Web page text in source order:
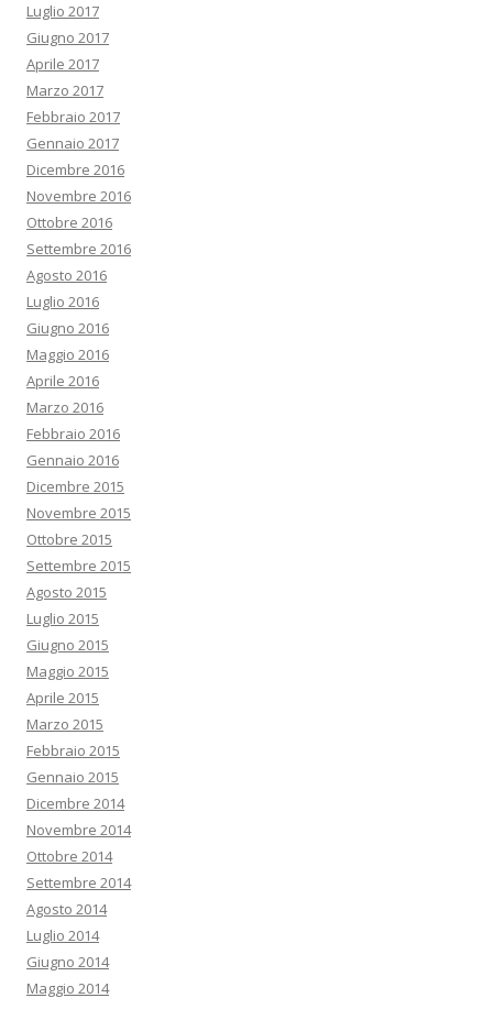
Luglio 2017
Giugno 2017
Aprile 2017
Marzo 2017
Febbraio 2017
Gennaio 2017
Dicembre 2016
Novembre 2016
Ottobre 2016
Settembre 2016
Agosto 2016
Luglio 2016
Giugno 2016
Maggio 2016
Aprile 2016
Marzo 2016
Febbraio 2016
Gennaio 2016
Dicembre 2015
Novembre 2015
Ottobre 2015
Settembre 2015
Agosto 2015
Luglio 2015
Giugno 2015
Maggio 2015
Aprile 2015
Marzo 2015
Febbraio 2015
Gennaio 2015
Dicembre 2014
Novembre 2014
Ottobre 2014
Settembre 2014
Agosto 2014
Luglio 2014
Giugno 2014
Maggio 2014